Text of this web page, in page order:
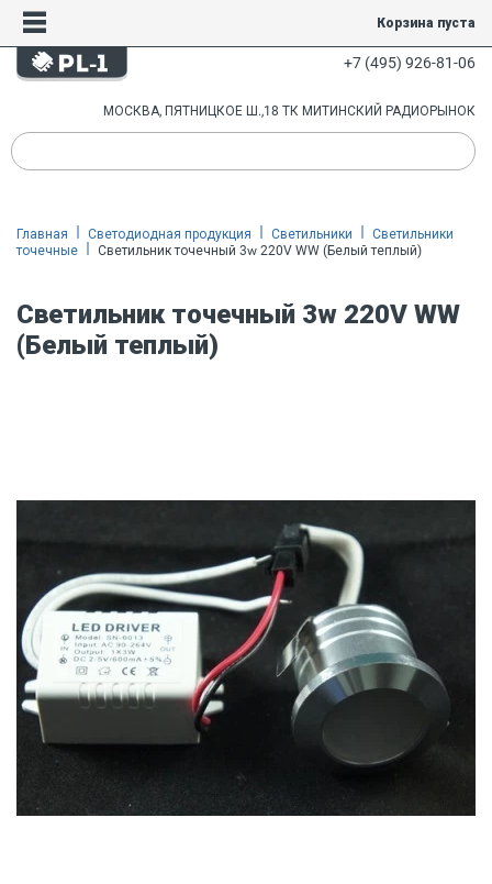
Корзина пуста
+7 (495) 926-81-06
МОСКВА, ПЯТНИЦКОЕ Ш.,18 ТК МИТИНСКИЙ РАДИОРЫНОК
Главная Светодиодная продукция Светильники
Светильники
точечные
Светильник точечный 3w 220V WW (Белый теплый)
Светильник точечный 3w 220V WW
(Белый теплый)